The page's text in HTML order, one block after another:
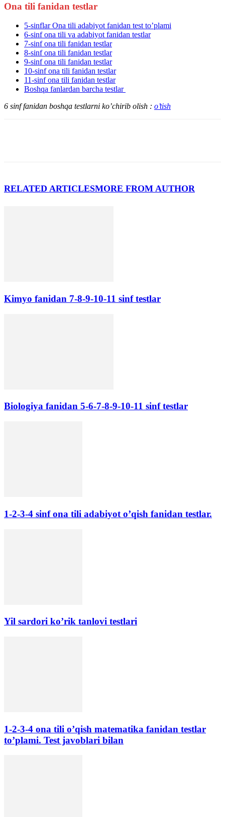
Ona tili fanidan testlar
5-sinflar Ona tili adabiyot fanidan test to’plami
6-sinf ona tili va adabiyot fanidan testlar
7-sinf ona tili fanidan testlar
8-sinf ona tili fanidan testlar
9-sinf ona tili fanidan testlar
10-sinf ona tili fanidan testlar
11-sinf ona tili fanidan testlar
Boshqa fanlardan barcha testlar
6 sinf fanidan boshqa testlarni ko’chirib olish : o’tish
RELATED ARTICLESMORE FROM AUTHOR
Kimyo fanidan 7-8-9-10-11 sinf testlar
Biologiya fanidan 5-6-7-8-9-10-11 sinf testlar
1-2-3-4 sinf ona tili adabiyot o’qish fanidan testlar.
Yil sardori ko’rik tanlovi testlari
1-2-3-4 ona tili o’qish matematika fanidan testlar
to’plami. Test javoblari bilan